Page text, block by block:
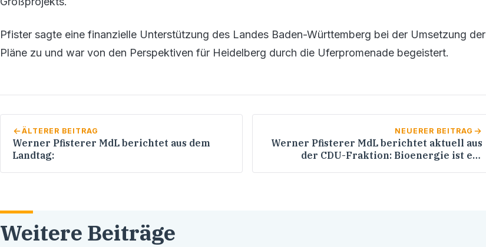
Pfister sagte eine finanzielle Unterstützung des Landes Baden-Württemberg bei der Umsetzung der
Pläne zu und war von den Perspektiven für Heidelberg durch die Uferpromenade begeistert.
ÄLTERER BEITRAG
Werner Pfisterer MdL berichtet aus dem
Landtag:
NEUERER BEITRAG
Werner Pfisterer MdL berichtet aktuell aus
der CDU-Fraktion: Bioenergie ist ein
Weitere Beiträge